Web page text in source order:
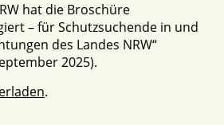
hat die Broschüre
– für Schutzsuchende in und
des Landes NRW“
2025).
.